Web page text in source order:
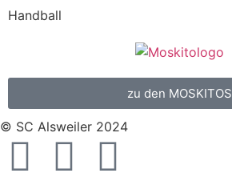
Handball
zu den MOSKITOS
© SC Alsweiler 2024